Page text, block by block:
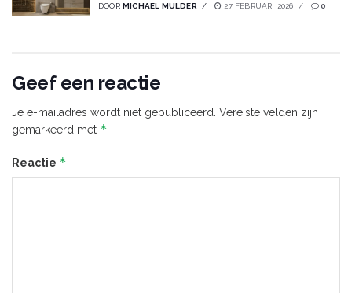
DOOR MICHAEL MULDER 27 FEBRUARI 2026 0
Geef een reactie
Je e-mailadres wordt niet gepubliceerd. Vereiste velden zijn
gemarkeerd met *
Reactie *